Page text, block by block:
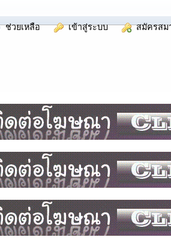
ช่วยเหลือ เข้าสู่ระบบ สมัครสม